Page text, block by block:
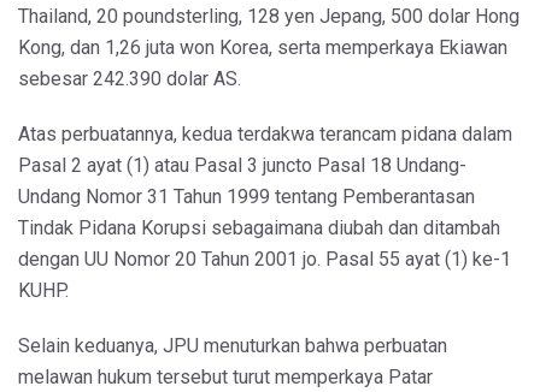
Thailand, 20 poundsterling, 128 yen Jepang, 500 dolar Hong
Kong, dan 1,26 juta won Korea, serta memperkaya Ekiawan
sebesar 242.390 dolar AS.
Atas perbuatannya, kedua terdakwa terancam pidana dalam
Pasal 2 ayat (1) atau Pasal 3 juncto Pasal 18 Undang-
Undang Nomor 31 Tahun 1999 tentang Pemberantasan
Tindak Pidana Korupsi sebagaimana diubah dan ditambah
dengan UU Nomor 20 Tahun 2001 jo. Pasal 55 ayat (1) ke-1
KUHP.
Selain keduanya, JPU menuturkan bahwa perbuatan
melawan hukum tersebut turut memperkaya Patar